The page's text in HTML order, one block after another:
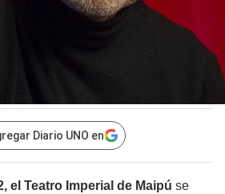
Diario UNO en
el Teatro Imperial de Maipú se